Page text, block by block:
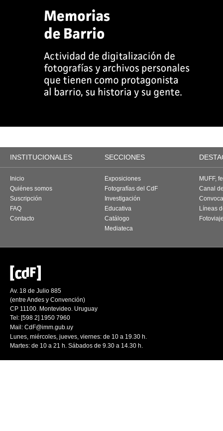
INSTITUCIONALES SECCIONES
Inicio
Quiénes somos
Suscripción
FAQ
Contacto
Exposiciones
Fotografías del CdF
Investigación
Educativa
Catálogo
Mediateca
MUFF,
Canal
Líneas
Av. 18 de Julio 885
(entre Andes y Convención)
CP 11100. Montevideo. Uruguay
Tel: [598 2] 1950 7960
Mail: CdF@imm.gub.uy
Lunes, miércoles, jueves, viernes: de 10 a 19.30 h.
Martes: de 10 a 21 h. Sábados de 9.30 a 14.30 h.